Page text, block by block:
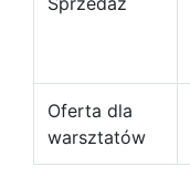
Oferta dla
warsztatów